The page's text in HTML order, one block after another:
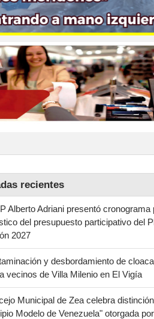
recientes
Alberto Adriani presentó cronograma
del presupuesto participativo del
2027
y desbordamiento de
vecinos de Villa Milenio en El Vigía
Municipal de Zea celebra
Modelo de Venezuela" otorgada